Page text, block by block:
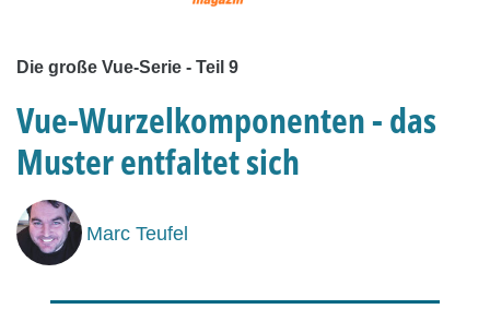
Die große Vue-Serie - Teil 9
Vue-Wurzelkomponenten - das
Muster entfaltet sich
Marc Teufel